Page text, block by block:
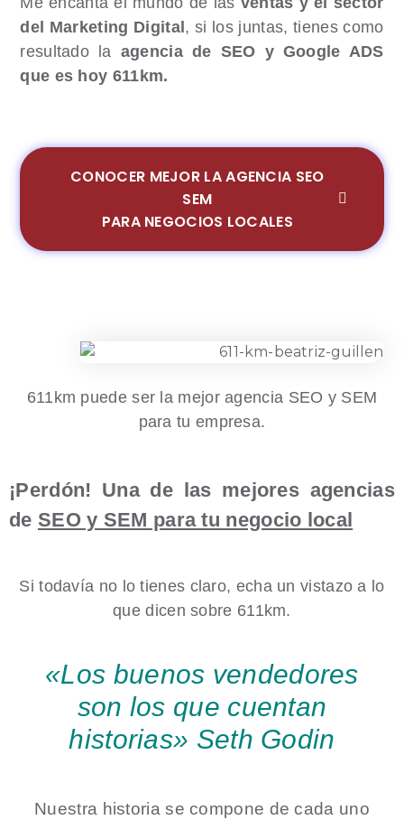
del Marketing Digital , si los juntas, tienes como
resultado la agencia de SEO y Google ADS
que es hoy 611km.
CONOCER MEJOR LA AGENCIA SEO
SEM
PARA NEGOCIOS LOCALES
611km puede ser la mejor agencia SEO y SEM
para tu empresa.
¡Perdón! Una de las mejores agencias
de SEO y SEM para tu negocio local
Si todavía no lo tienes claro, echa un vistazo a lo
que dicen sobre 611km.
«Los buenos vendedores
son los que cuentan
historias» Seth Godin
Nuestra historia se compone de cada uno